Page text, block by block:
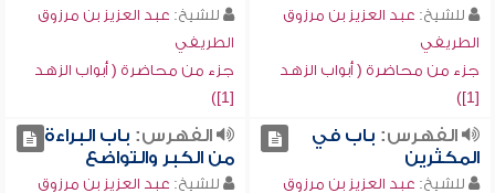
للشيخ: عبد العزيز بن مرزوق
الطريفي
جزء من محاضرة ( أبواب الزهد
[1])
للشيخ: عبد العزيز بن مرزوق
الطريفي
جزء من محاضرة ( أبواب الزهد
[1])
الفهرس: باب في
المكثرين
للشيخ: عبد العزيز بن مرزوق
الفهرس: باب البراءة
من الكبر والتواضع
للشيخ: عبد العزيز بن مرزوق